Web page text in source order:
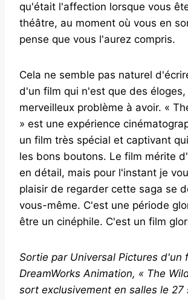
qu'était l'affection lorsque vous
théâtre, au moment où vous en
pense que vous l'aurez compris.
Cela ne semble pas naturel
d'un film qui n'est que des éloges,
merveilleux problème à avoir. «
» est une expérience
un film très spécial et captivant
les bons boutons. Le film mérite
en détail, mais pour l'instant je
plaisir de regarder cette saga se
vous-même. C'est une période
être un cinéphile. C'est un film
Sortie par Universal Pictures d'un
DreamWorks Animation, « The
sort exclusivement en salles le 27